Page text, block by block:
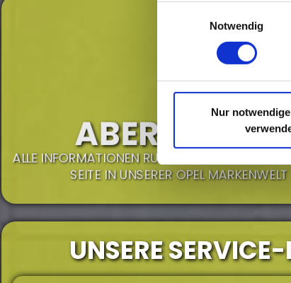
Notwendig
Nur
ABER WAS
ALLE INFORMATIONEN RUND UM DEN OPEL
SEITE IN UNSERER OPEL
UNSERE